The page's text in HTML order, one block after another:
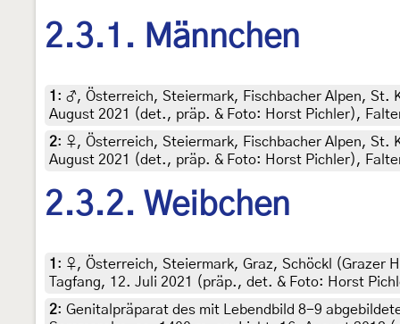
2.3.1. Männchen
1 : ♂, Österreich, Steiermark, Fischbacher Alpen, St.
August 2021 (det., präp. & Foto: Horst Pichler),
2: ♀, Österreich, Steiermark, Fischbacher Alpen, St.
August 2021 (det., präp. & Foto: Horst Pichler),
2.3.2. Weibchen
1 : ♀, Österreich, Steiermark, Graz, Schöckl (Grazer
Tagfang, 12. Juli 2021 (präp., det. & Foto: Horst
2: Genitalpräparat des mit Lebendbild 8-9